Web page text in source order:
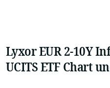
Lyxor EUR 2-10Y
UCITS ETF Chart